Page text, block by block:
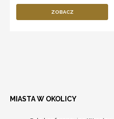
ZOBACZ
MIASTA W OKOLICY